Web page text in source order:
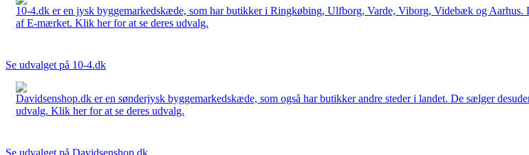
10-4.dk er en jysk byggemarkedskæde, som har butikker i Ringkøbing, Ulfborg, Varde, Viborg, Videbæk og
af E-mærket. Klik her for at se deres udvalg.
Se udvalget på 10-4.dk
Davidsenshop.dk er en sønderjysk byggemarkedskæde, som også har butikker andre steder i landet. De sælger
udvalg. Klik her for at se deres udvalg.
Se udvalget på Davidsenshop.dk